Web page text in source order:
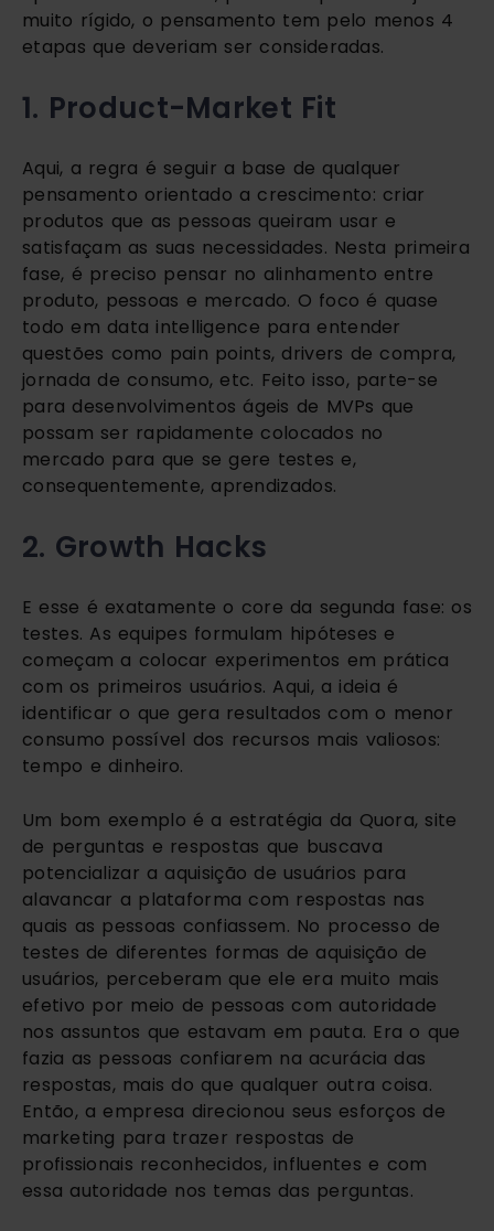
muito rígido, o pensamento tem pelo menos 4
etapas que deveriam ser consideradas.
1. Product-Market Fit
Aqui, a regra é seguir a base de qualquer
pensamento orientado a crescimento: criar
produtos que as pessoas queiram usar e
satisfaçam as suas necessidades. Nesta primeira
fase, é preciso pensar no alinhamento entre
produto, pessoas e mercado. O foco é quase
todo em data intelligence para entender
questões como pain points, drivers de compra,
jornada de consumo, etc. Feito isso, parte-se
para desenvolvimentos ágeis de MVPs que
possam ser rapidamente colocados no
mercado para que se gere testes e,
consequentemente, aprendizados.
2. Growth Hacks
E esse é exatamente o core da segunda fase: os
testes. As equipes formulam hipóteses e
começam a colocar experimentos em prática
com os primeiros usuários. Aqui, a ideia é
identificar o que gera resultados com o menor
consumo possível dos recursos mais valiosos:
tempo e dinheiro.
Um bom exemplo é a estratégia da Quora, site
de perguntas e respostas que buscava
potencializar a aquisição de usuários para
alavancar a plataforma com respostas nas
quais as pessoas confiassem. No processo de
testes de diferentes formas de aquisição de
usuários, perceberam que ele era muito mais
efetivo por meio de pessoas com autoridade
nos assuntos que estavam em pauta. Era o que
fazia as pessoas confiarem na acurácia das
respostas, mais do que qualquer outra coisa.
Então, a empresa direcionou seus esforços de
marketing para trazer respostas de
profissionais reconhecidos, influentes e com
essa autoridade nos temas das perguntas.